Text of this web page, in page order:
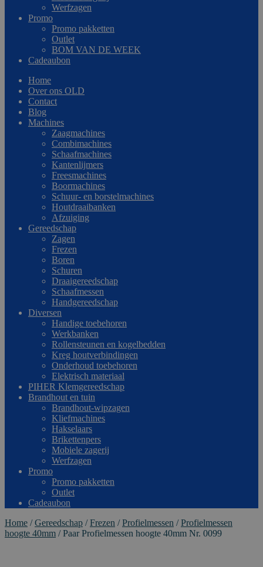
Werfzagen
Promo
Promo pakketten
Outlet
BOM VAN DE WEEK
Cadeaubon
Home
Over ons OLD
Contact
Blog
Machines
Zaagmachines
Combimachines
Schaafmachines
Kantenlijmers
Freesmachines
Boormachines
Schuur- en borstelmachines
Houtdraaibanken
Afzuiging
Gereedschap
Zagen
Frezen
Boren
Schuren
Draaigereedschap
Schaafmessen
Handgereedschap
Diversen
Handige toebehoren
Werkbanken
Rollensteunen en kogelbedden
Kreg houtverbindingen
Onderhoud toebehoren
Elektrisch materiaal
PIHER Klemgereedschap
Brandhout en tuin
Brandhout-wipzagen
Kliefmachines
Hakselaars
Brikettenpers
Mobiele zagerij
Werfzagen
Promo
Promo pakketten
Outlet
Cadeaubon
Home /Gereedschap /Frezen /Profielmessen /Profielmessen
hoogte 40mm /Paar Profielmessen hoogte 40mm Nr. 0099